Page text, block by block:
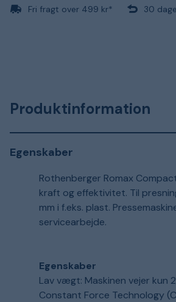
Fri fragt over 499 kr* 30
Produktinformation
Egenskaber
Rothenberger Romax
kraft og effektivitet. Til
mm i f.eks. plast.
servicearbejde.
Egenskaber
Lav vægt: Maskinen vejer kun
Constant Force Technology